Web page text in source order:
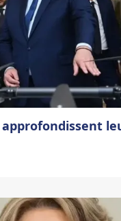
approfondissent